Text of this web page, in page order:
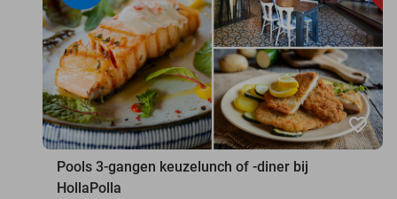
favorite_border
Pools 3-gangen keuzelunch of -diner bij
HollaPolla